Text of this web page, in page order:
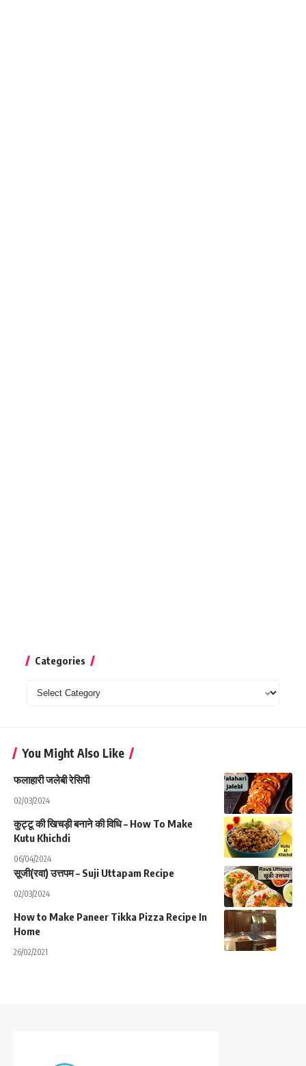
Categories
Categories
You Might Also Like
फलाहारी जलेबी रेसिपी
02/03/2024
कुट्टू की खिचड़ी बनाने की विधि – How To Make
Kutu Khichdi
06/04/2024
सूजी(रवा) उत्तपम – Suji Uttapam Recipe
02/03/2024
How to Make Paneer Tikka Pizza Recipe In
Home
26/02/2021